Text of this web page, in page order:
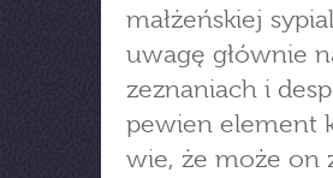
małżeńskiej
uwagę głównie
zeznaniach i
pewien element
wie, że może on